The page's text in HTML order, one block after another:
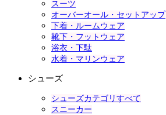
スーツ
オーバーオール・セットアップ
下着・ルームウェア
靴下・フットウェア
浴衣・下駄
水着・マリンウェア
シューズ
シューズカテゴリすべて
スニーカー